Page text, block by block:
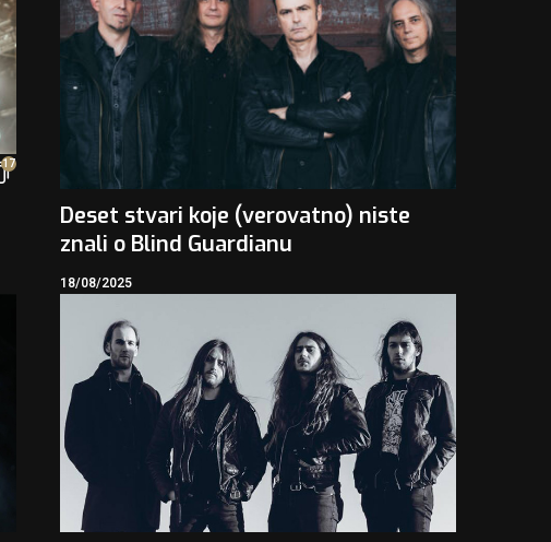
17
Deset stvari koje (verovatno) niste
znali o Blind Guardianu
18/08/2025